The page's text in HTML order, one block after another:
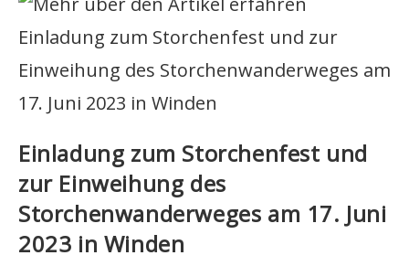
Einladung zum Storchenfest und
zur Einweihung des
Storchenwanderweges am 17. Juni
2023 in Winden